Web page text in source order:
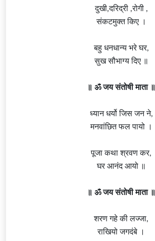
दुखी,दरिद्री ,रोगी ,
संकटमुक्त किए ।
बहु धनधान्य भरे घर,
सुख सौभाग्य दिए ॥
॥ ॐ जय संतोषी माता ॥
ध्यान धर्यो जिस जन ने,
मनवांछित फल पायो ।
पूजा कथा श्रवण कर,
घर आनंद आयो ॥
॥ ॐ जय संतोषी माता ॥
शरण गहे की लज्जा,
राखियो जगदंबे ।